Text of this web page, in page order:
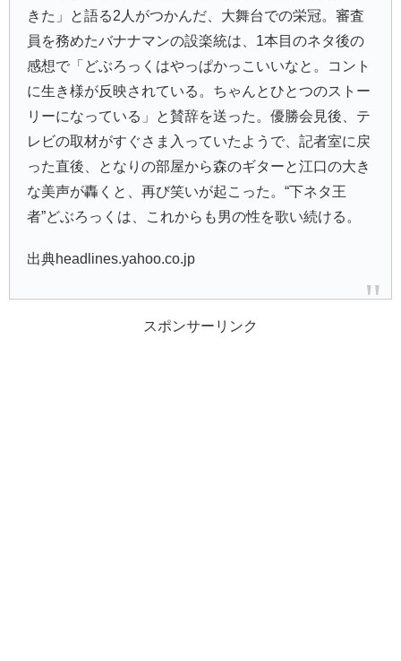
きた」と語る2人がつかんだ、大舞台での栄冠。審査
員を務めたバナナマンの設楽統は、1本目のネタ後の
感想で「どぶろっくはやっぱかっこいいなと。コント
に生き様が反映されている。ちゃんとひとつのストー
リーになっている」と賛辞を送った。優勝会見後、テ
レビの取材がすぐさま入っていたようで、記者室に戻
った直後、となりの部屋から森のギターと江口の大き
な美声が轟くと、再び笑いが起こった。“下ネタ王
者”どぶろっくは、これからも男の性を歌い続ける。
出典headlines.yahoo.co.jp
スポンサーリンク